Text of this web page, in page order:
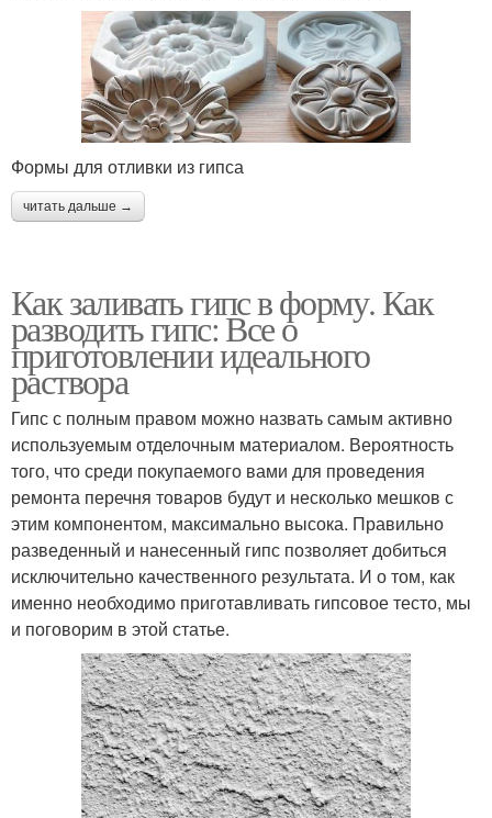
Формы для отливки из гипса
читать дальше →
Как заливать гипс в форму. Как
разводить гипс: Все о
приготовлении идеального
раствора
Гипс с полным правом можно назвать самым активно
используемым отделочным материалом. Вероятность
того, что среди покупаемого вами для проведения
ремонта перечня товаров будут и несколько мешков с
этим компонентом, максимально высока. Правильно
разведенный и нанесенный гипс позволяет добиться
исключительно качественного результата. И о том, как
именно необходимо приготавливать гипсовое тесто, мы
и поговорим в этой статье.